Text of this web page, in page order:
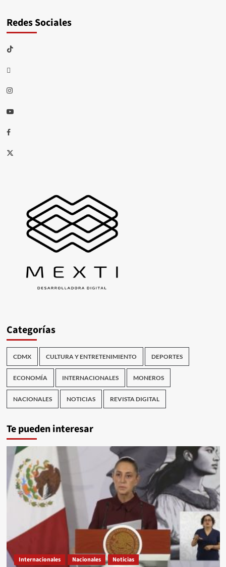
Redes Sociales
TikTok
threads
Instagram
Youtube
Facebook
X
Categorías
CDMX CULTURA Y ENTRETENIMIENTO DEPORTES
ECONOMÍA INTERNACIONALES MONEROS
NACIONALES NOTICIAS REVISTA DIGITAL
Te pueden interesar
Internacionales Nacionales Noticias